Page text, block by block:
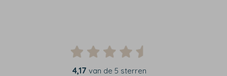
4,17 van de 5 sterren